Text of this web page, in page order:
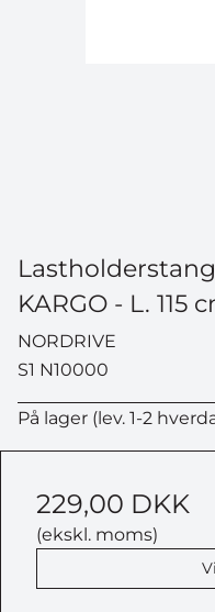
KARGO - L. 115
NORDRIVE
S1 N10000
På lager (lev. 1-2
229,00 DKK
(ekskl. moms)